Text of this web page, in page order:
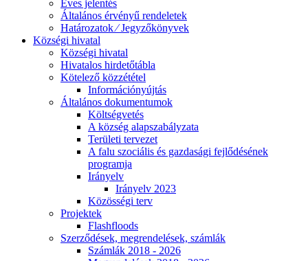
Éves jelentés
Általános érvényű rendeletek
Határozatok ⁄ Jegyzőkönyvek
Községi hivatal
Községi hivatal
Hivatalos hirdetőtábla
Kötelező közzététel
Információnyújtás
Általános dokumentumok
Költségvetés
A község alapszabályzata
Területi tervezet
A falu szociális és gazdasági fejlődésének
programja
Irányelv
Irányelv 2023
Közösségi terv
Projektek
Flashfloods
Szerződések, megrendelések, számlák
Számlák 2018 - 2026